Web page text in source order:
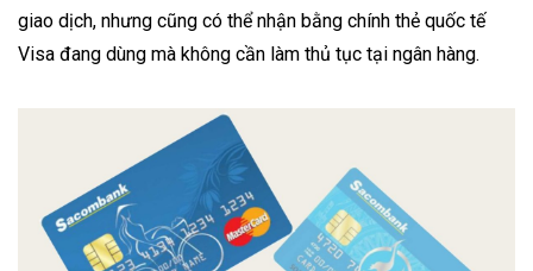
giao dịch, nhưng cũng có thể nhận bằng chính thẻ quốc tế
Visa đang dùng mà không cần làm thủ tục tại ngân hàng.